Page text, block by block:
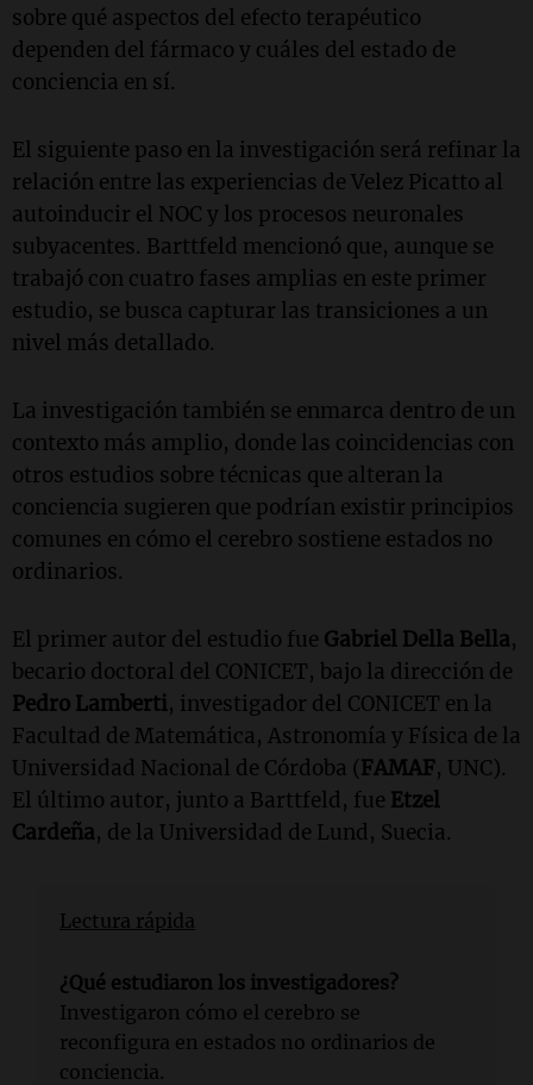
sobre qué aspectos del efecto terapéutico
dependen del fármaco y cuáles del estado de
conciencia en sí.
El siguiente paso en la investigación será refinar la
relación entre las experiencias de Velez Picatto al
autoinducir el NOC y los procesos neuronales
subyacentes. Barttfeld mencionó que, aunque se
trabajó con cuatro fases amplias en este primer
estudio, se busca capturar las transiciones a un
nivel más detallado.
La investigación también se enmarca dentro de un
contexto más amplio, donde las coincidencias con
otros estudios sobre técnicas que alteran la
conciencia sugieren que podrían existir principios
comunes en cómo el cerebro sostiene estados no
ordinarios.
El primer autor del estudio fue Gabriel Della Bella,
becario doctoral del CONICET, bajo la dirección de
Pedro Lamberti, investigador del CONICET en la
Facultad de Matemática, Astronomía y Física de la
Universidad Nacional de Córdoba (FAMAF, UNC).
El último autor, junto a Barttfeld, fue Etzel
Cardeña, de la Universidad de Lund, Suecia.
Lectura rápida
¿Qué estudiaron los investigadores?
Investigaron cómo el cerebro se
reconfigura en estados no ordinarios de
conciencia.